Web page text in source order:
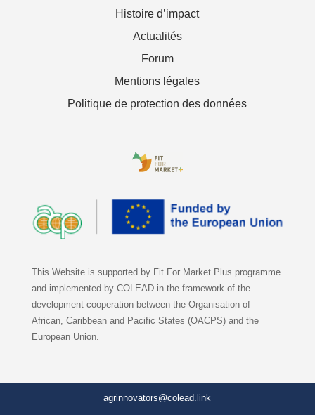
Histoire d’impact
Actualités
Forum
Mentions légales
Politique de protection des données
This Website is supported by Fit For Market Plus programme
and implemented by COLEAD in the framework of the
development cooperation between the Organisation of
African, Caribbean and Pacific States (OACPS) and the
European Union.
agrinnovators@colead.link